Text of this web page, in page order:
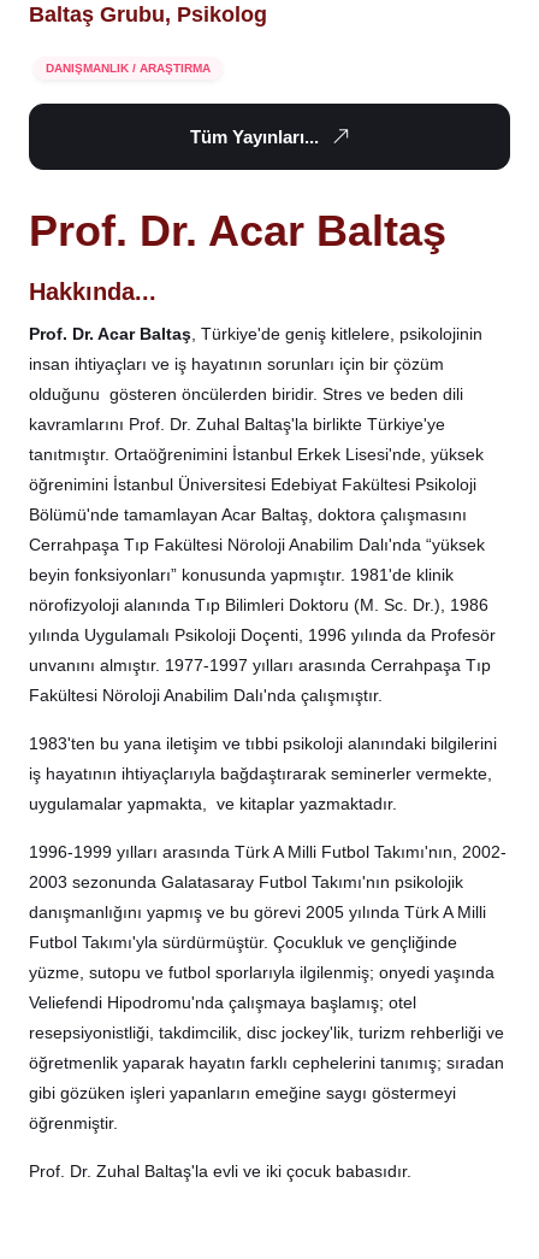
Baltaş Grubu, Psikolog
DANIŞMANLIK / ARAŞTIRMA
Tüm Yayınları...
Prof. Dr. Acar Baltaş
Hakkında...
Prof. Dr. Acar Baltaş , Türkiye'de geniş kitlelere, psikolojinin
insan ihtiyaçları ve iş hayatının sorunları için bir çözüm
olduğunu gösteren öncülerden biridir. Stres ve beden dili
kavramlarını Prof. Dr. Zuhal Baltaş'la birlikte Türkiye'ye
tanıtmıştır. Ortaöğrenimini İstanbul Erkek Lisesi'nde, yüksek
öğrenimini İstanbul Üniversitesi Edebiyat Fakültesi Psikoloji
Bölümü'nde tamamlayan Acar Baltaş, doktora çalışmasını
Cerrahpaşa Tıp Fakültesi Nöroloji Anabilim Dalı'nda “yüksek
beyin fonksiyonları” konusunda yapmıştır. 1981'de klinik
nörofizyoloji alanında Tıp Bilimleri Doktoru (M. Sc. Dr.), 1986
yılında Uygulamalı Psikoloji Doçenti, 1996 yılında da Profesör
unvanını almıştır. 1977-1997 yılları arasında Cerrahpaşa Tıp
Fakültesi Nöroloji Anabilim Dalı'nda çalışmıştır.
1983'ten bu yana iletişim ve tıbbi psikoloji alanındaki bilgilerini
iş hayatının ihtiyaçlarıyla bağdaştırarak seminerler vermekte,
uygulamalar yapmakta, ve kitaplar yazmaktadır.
1996-1999 yılları arasında Türk A Milli Futbol Takımı'nın, 2002-
2003 sezonunda Galatasaray Futbol Takımı'nın psikolojik
danışmanlığını yapmış ve bu görevi 2005 yılında Türk A Milli
Futbol Takımı'yla sürdürmüştür. Çocukluk ve gençliğinde
yüzme, sutopu ve futbol sporlarıyla ilgilenmiş; onyedi yaşında
Veliefendi Hipodromu'nda çalışmaya başlamış; otel
resepsiyonistliği, takdimcilik, disc jockey'lik, turizm rehberliği ve
öğretmenlik yaparak hayatın farklı cephelerini tanımış; sıradan
gibi gözüken işleri yapanların emeğine saygı göstermeyi
öğrenmiştir.
Prof. Dr. Zuhal Baltaş'la evli ve iki çocuk babasıdır.